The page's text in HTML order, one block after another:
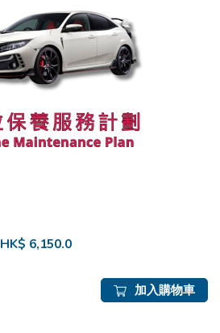
HK$ 6,150.0
加入購物車